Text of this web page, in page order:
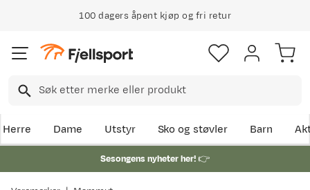
100 dagers åpent kjøp og fri retur
Herre Dame Utstyr Sko og støvler Barn
Sesongens nyheter her!👉